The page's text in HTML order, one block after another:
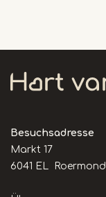
Besuchsadresse
Markt 17
6041 EL Roermond